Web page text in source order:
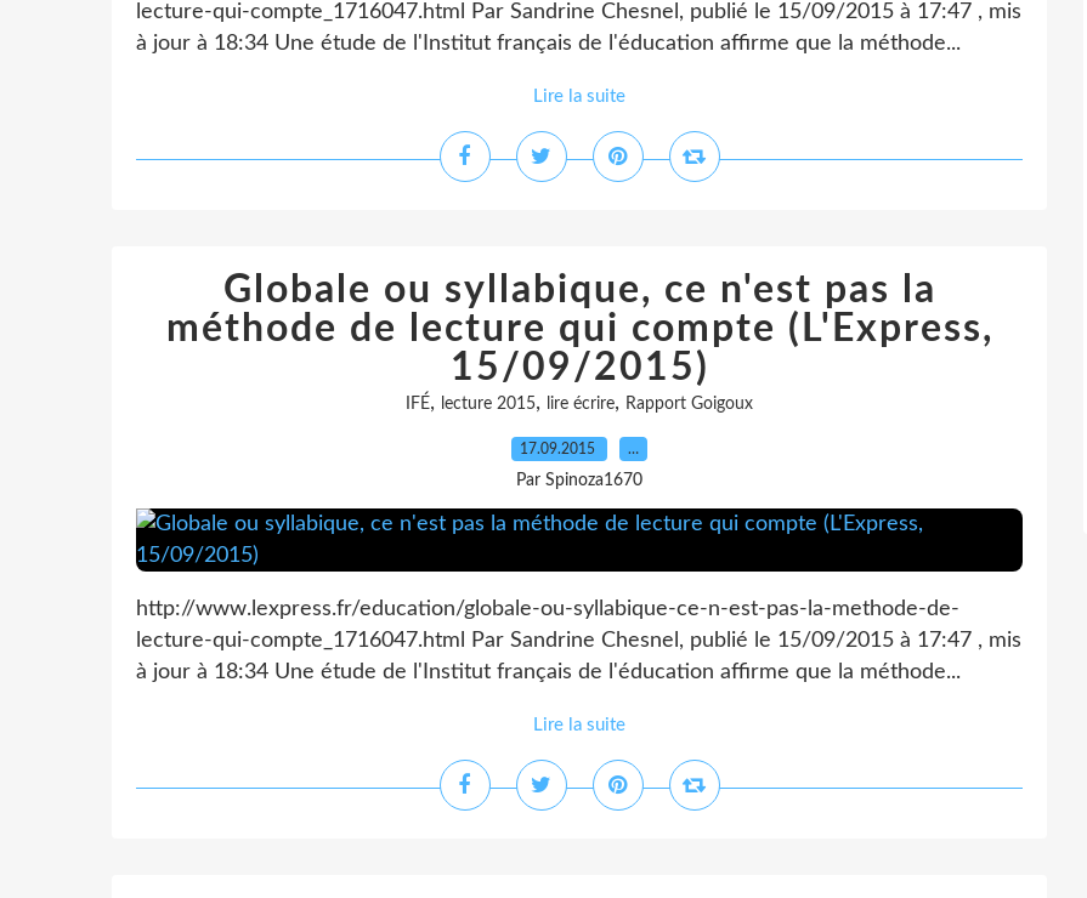
lecture-qui-compte_1716047.html Par Sandrine Chesnel, publié le 15/09/2015 à 17:47 , mis
à jour à 18:34 Une étude de l'Institut français de l'éducation affirme que la méthode...
Lire la suite
Globale ou syllabique, ce n'est pas la
méthode de lecture qui compte (L'Express,
15/09/2015)
IFÉ, lecture 2015, lire écrire, Rapport Goigoux
17.09.2015 …
Par Spinoza1670
http://www.lexpress.fr/education/globale-ou-syllabique-ce-n-est-pas-la-methode-de-
lecture-qui-compte_1716047.html Par Sandrine Chesnel, publié le 15/09/2015 à 17:47 , mis
à jour à 18:34 Une étude de l'Institut français de l'éducation affirme que la méthode...
Lire la suite